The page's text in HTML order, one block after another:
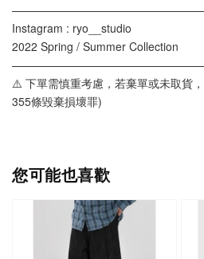
Instagram : ryo__studio
2022 Spring / Summer Collection
⚠️ 下單需慎重考慮，若棄單或未取貨
355條毀棄損壞罪)
您可能也喜歡